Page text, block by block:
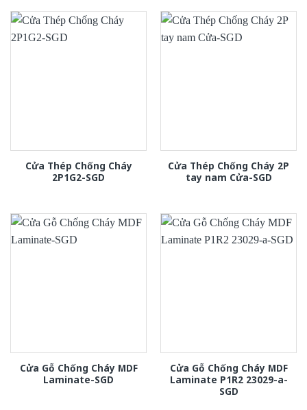
Cửa Thép Chống Cháy
2P1G2-SGD
Cửa Thép Chống Cháy 2P
tay nam Cửa-SGD
Cửa Gỗ Chống Cháy MDF
Laminate-SGD
Cửa Gỗ Chống Cháy MDF
Laminate P1R2 23029-a-
SGD